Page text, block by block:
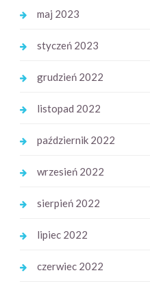
maj 2023
styczeń 2023
grudzień 2022
listopad 2022
październik 2022
wrzesień 2022
sierpień 2022
lipiec 2022
czerwiec 2022